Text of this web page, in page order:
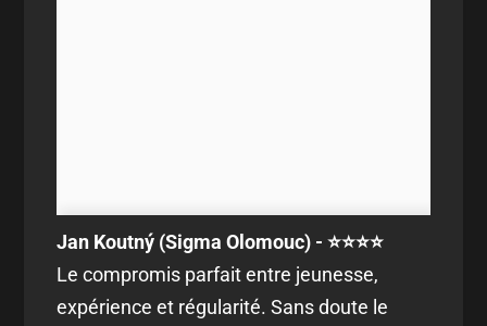
Jan Koutný (Sigma Olomouc) - ⭐⭐⭐⭐
Le compromis parfait entre jeunesse,
expérience et régularité. Sans doute le